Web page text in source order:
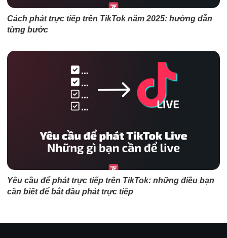
Cách phát trực tiếp trên TikTok năm 2025: hướng dẫn
từng bước
Yêu cầu để phát trực tiếp trên TikTok: những điều bạn
cần biết để bắt đầu phát trực tiếp